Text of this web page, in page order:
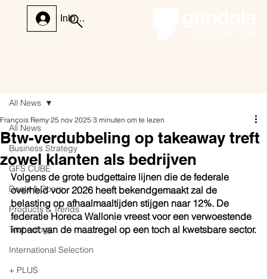
Inloggen
All News
Business Strategy
GFS CUBE
Deals & Doors
Products & Trends
Technology
International Selection
+ PLUS
All News
Btw-verdubbeling op takeaway treft
zowel klanten als bedrijven
François Remy 25 nov 2025 3 minuten om te lezen
Volgens de grote budgettaire lijnen die de federale
overheid voor 2026 heeft bekendgemaakt zal de
belasting op afhaalmaaltijden stijgen naar 12%. De
federatie Horeca Wallonie vreest voor een verwoestende
impact van de maatregel op een toch al kwetsbare sector.